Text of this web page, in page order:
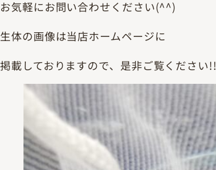
お気軽にお問い合わせください(^^)
生体の画像は当店ホームページに
掲載しておりますので、是非ご覧ください!!